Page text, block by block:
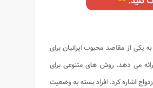
یکی از مقاصد محبوب ایرانیان برای
می دهد. روش های متنوعی برای
اشاره کرد. افراد بسته به وضعیت